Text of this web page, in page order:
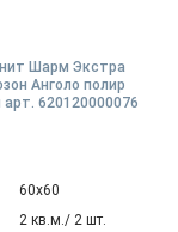
Шарм Экстра
Анголо полир
620120000076
60х60
2 кв.м./ 2 шт.